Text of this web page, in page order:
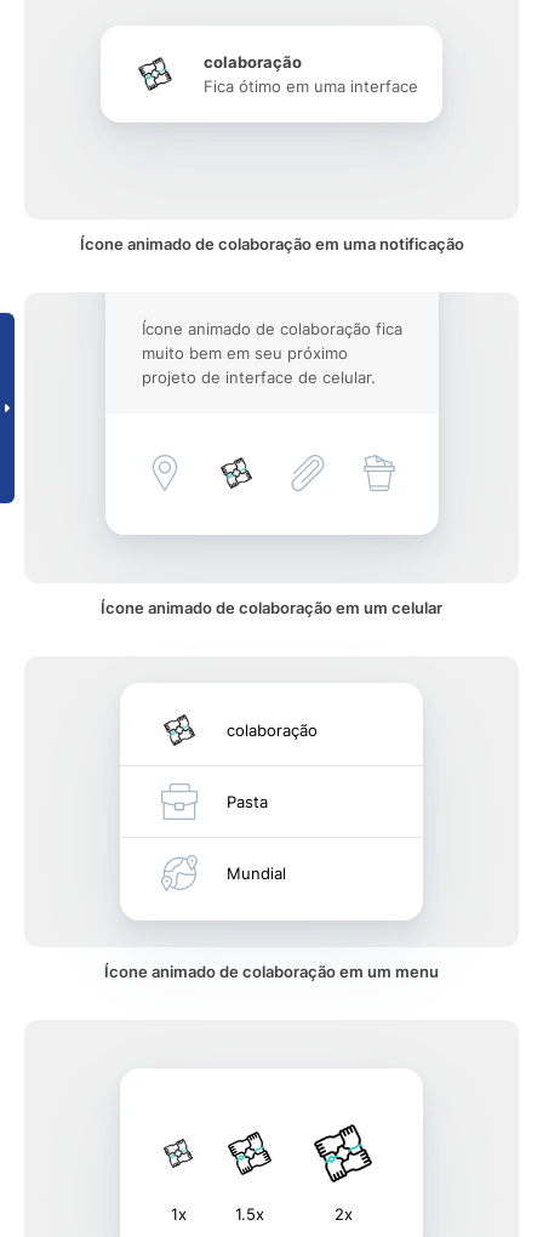
colaboração
Fica ótimo em uma interface
Ícone animado de colaboração em uma notificação
Ícone animado de colaboração fica
muito bem em seu próximo
projeto de interface de celular.
Ícone animado de colaboração em um celular
colaboração
Pasta
Mundial
Ícone animado de colaboração em um menu
1x 1.5x 2x